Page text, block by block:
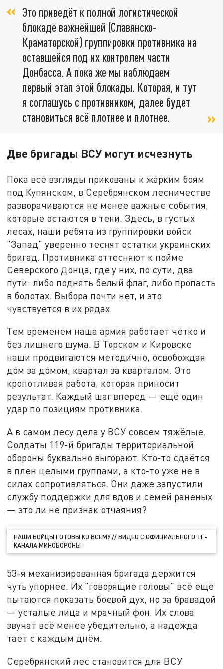
Это приведёт к полной логистической
блокаде важнейшей (Славянско-
Краматорской) группировки противника на
оставшейся под их контролем части
Донбасса. А пока же мы наблюдаем
первый этап этой блокады. Которая, и тут
я соглашусь с противником, далее будет
становиться всё плотнее и плотнее.
Две бригады ВСУ могут исчезнуть
Пока все взгляды прикованы к жарким боям
под Купянском, в Серебрянском лесничестве
разворачиваются не менее важные события,
которые остаются в тени. Здесь, в густых
лесах, наши ребята из группировки войск
"Запад" уверенно теснят остатки украинских
бригад. Противника оттесняют к пойме
Северского Донца, где у них, по сути, два
пути: либо поднять белый флаг, либо пропасть
в болотах. Выбора почти нет, и это
чувствуется в их рядах.
Тем временем наша армия работает чётко и
без лишнего шума. В Торском и Кировске
наши продвигаются методично, освобождая
дом за домом, квартал за кварталом. Это
кропотливая работа, которая приносит
результат. Каждый шаг вперёд — ещё один
удар по позициям противника.
А в самом лесу дела у ВСУ совсем тяжёлые.
Солдаты 119-й бригады территориальной
обороны буквально выгорают. Кто-то сдаётся
в плен целыми группами, а кто-то уже не в
силах сопротивляться. Они даже запустили
службу поддержки для вдов и семей раненых
— это ли не признак отчаяния?
НАШИ БОЙЦЫ ГОТОВЫ КО ВСЕМУ // ВИДЕО С ОФИЦИАЛЬНОГО ТГ-
КАНАЛА МИНОБОРОНЫ
53-я механизированная бригада держится
чуть упорнее. Их "говорящие головы" всё ещё
пытаются показать боевой дух, но за бравадой
— усталые лица и мрачный фон. Их слова
звучат всё менее убедительно, а надежда
тает с каждым днём.
Серебрянский лес становится для ВСУ